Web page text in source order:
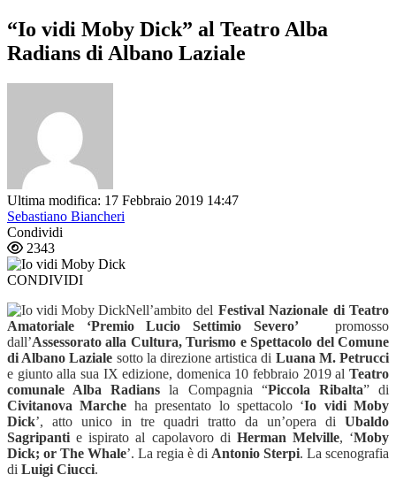
“Io vidi Moby Dick” al Teatro Alba
Radians di Albano Laziale
Ultima modifica: 17 Febbraio 2019 14:47
Sebastiano Biancheri
Condividi
2343
CONDIVIDI
Nell’ambito del Festival Nazionale di Teatro
Amatoriale ‘Premio Lucio Settimio Severo’promosso
dall’Assessorato alla Cultura, Turismo e Spettacolo del Comune
di Albano Laziale sotto la direzione artistica di Luana M. Petrucci
e giunto alla sua IX edizione, domenica 10 febbraio 2019 al Teatro
comunale Alba Radians la Compagnia “Piccola Ribalta” di
Civitanova Marche ha presentato lo spettacolo ‘Io vidi Moby
Dick’, atto unico in tre quadri tratto da un’opera di Ubaldo
Sagripanti e ispirato al capolavoro di Herman Melville, ‘Moby
Dick; or The Whale’. La regia è di Antonio Sterpi. La scenografia
di Luigi Ciucci.